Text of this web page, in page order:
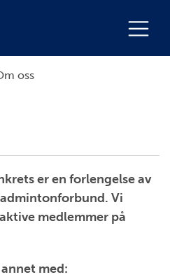
oss
er en forlengelse av
Vi
medlemmer på
med: